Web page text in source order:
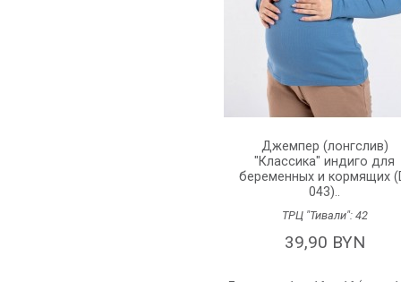
Джемпер (лонгслив)
"Классика" индиго для
беременных и кормящих
043)..
ТРЦ "Тивали": 42
39,90 BYN